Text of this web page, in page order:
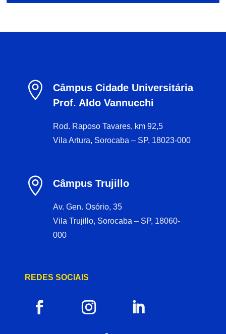

Câmpus Cidade Universitária
Prof. Aldo Vannucchi
Rod. Raposo Tavares, km 92,5
Vila Artura, Sorocaba – SP, 18023-000
 Câmpus Trujillo
Av. Gen. Osório, 35
Vila Trujillo, Sorocaba – SP, 18060-
000
REDES SOCIAIS